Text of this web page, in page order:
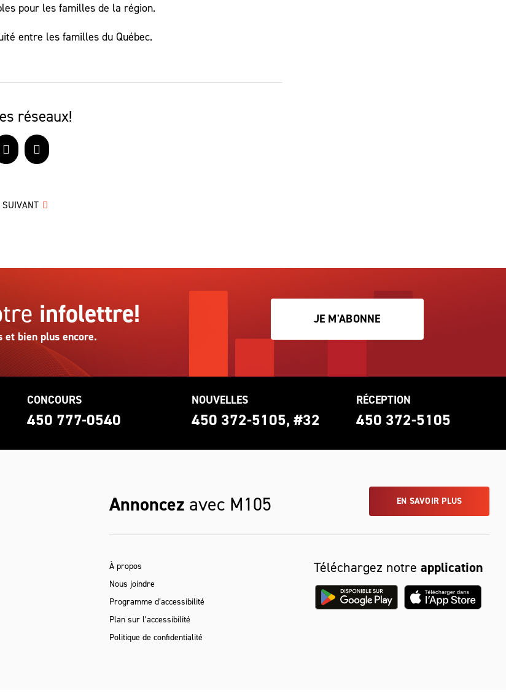
pour les familles de la région.
entre les familles du Québec.
réseaux!
LinkedInCourriel
SUIVANT
infolettre!
et bien plus encore.
JE M'ABONNE
CONCOURS
450 777-0540
NOUVELLES
450 372-5105, #32
RÉCEPTION
450 372-5105
Annoncez avec M105 EN SAVOIR PLUS
À propos
Nous joindre
Programme d’accessibilité
Plan sur l’accessibilité
Politique de confidentialité
Téléchargez notre application